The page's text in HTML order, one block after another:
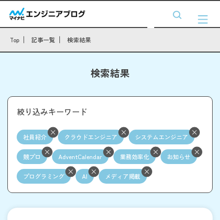
Top 記事一覧 検索結果
検索結果
絞り込みキーワード
社員紹介 クラウドエンジニア システムエンジニア
競プロ AdventCalendar 業務効率化 お知らせ
プログラミング AI メディア掲載